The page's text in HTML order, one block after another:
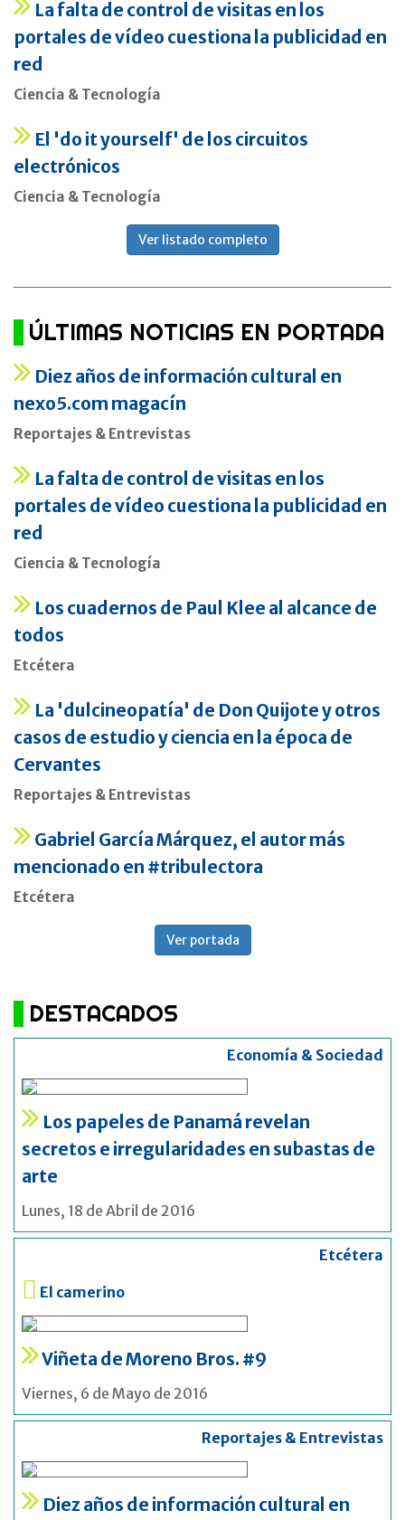
La falta de control de visitas en los
portales de vídeo cuestiona la publicidad en
red
Ciencia & Tecnología
El 'do it yourself' de los circuitos
electrónicos
Ciencia & Tecnología
Ver listado completo
ÚLTIMAS NOTICIAS EN PORTADA
Diez años de información cultural en
nexo5.com magacín
Reportajes & Entrevistas
La falta de control de visitas en los
portales de vídeo cuestiona la publicidad en
red
Ciencia & Tecnología
Los cuadernos de Paul Klee al alcance de
todos
Etcétera
La 'dulcineopatía' de Don Quijote y otros
casos de estudio y ciencia en la época de
Cervantes
Reportajes & Entrevistas
Gabriel García Márquez, el autor más
mencionado en #tribulectora
Etcétera
Ver portada
DESTACADOS
Economía & Sociedad
Los papeles de Panamá revelan
secretos e irregularidades en subastas de
arte
Lunes, 18 de Abril de 2016
Etcétera
El camerino
Viñeta de Moreno Bros. #9
Viernes, 6 de Mayo de 2016
Reportajes & Entrevistas
Diez años de información cultural en